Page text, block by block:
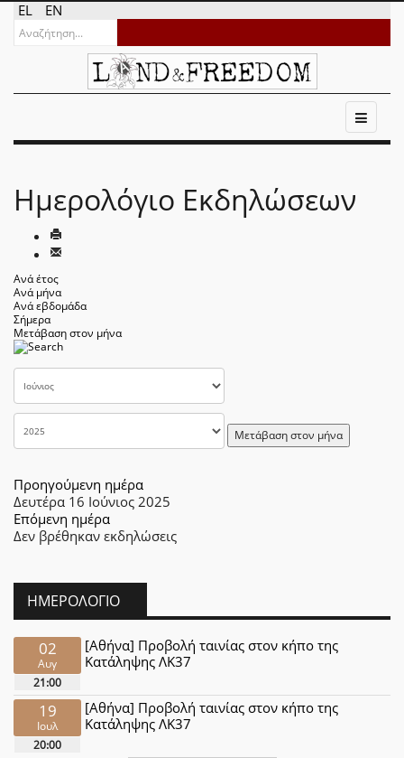
EL EN
Ημερολόγιο Εκδηλώσεων
Ανά έτος
Ανά μήνα
Ανά εβδομάδα
Σήμερα
Μετάβαση στον μήνα
Μετάβαση στον μήνα
Προηγούμενη ημέρα
Δευτέρα 16 Ιούνιος 2025
Επόμενη ημέρα
Δεν βρέθηκαν εκδηλώσεις
ΗΜΕΡΟΛΌΓΙΟ
02
Αυγ
21:00
[Αθήνα] Προβολή ταινίας στον κήπο της
Κατάληψης ΛΚ37
19
Ιουλ
20:00
[Αθήνα] Προβολή ταινίας στον κήπο της
Κατάληψης ΛΚ37